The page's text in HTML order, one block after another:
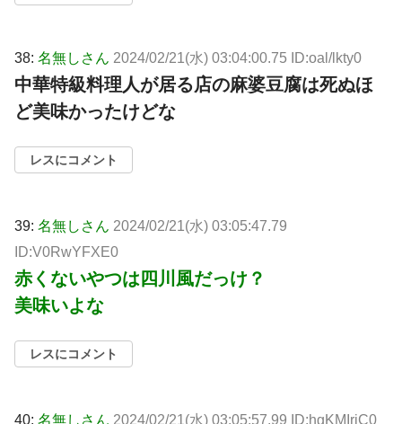
38: 名無しさん 2024/02/21(水) 03:04:00.75 ID:oal/lkty0
中華特級料理人が居る店の麻婆豆腐は死ぬほ
ど美味かったけどな
レスにコメント
39: 名無しさん 2024/02/21(水) 03:05:47.79
ID:V0RwYFXE0
赤くないやつは四川風だっけ？
美味いよな
レスにコメント
40: 名無しさん 2024/02/21(水) 03:05:57.99 ID:hgKMIriC0